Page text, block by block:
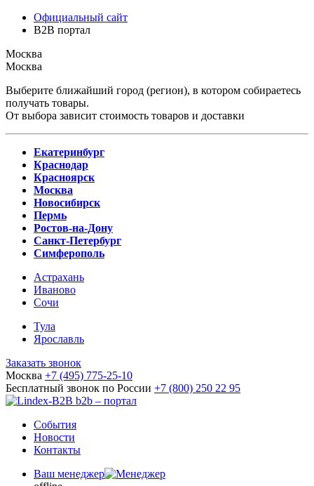
Официальный сайт
B2B портал
Москва
Москва
Выберите ближайший город (регион), в котором собираетесь
получать товары.
От выбора зависит стоимость товаров и доставки
Екатеринбург
Краснодар
Красноярск
Москва
Новосибирск
Пермь
Ростов-на-Дону
Санкт-Петербург
Симферополь
Астрахань
Иваново
Сочи
Тула
Ярославль
Заказать звонок
Москва +7 (495) 775-25-10
Бесплатный звонок по России +7 (800) 250 22 95
b2b – портал
События
Новости
Контакты
Ваш менеджер